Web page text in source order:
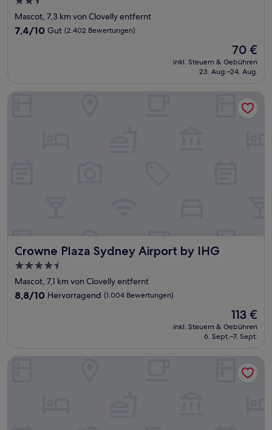
Sterne-
Unterkunft
Mascot, 7,3 km von Clovelly entfernt
7.4
7,4/10 Gut (2.402 Bewertungen)
Der
Preis
beträgt
70 €
inkl. Steuern & Gebühren
23. Aug.–24. Aug.
Crowne Plaza Sydney Airport by IHG
Crowne Plaza Sydney Airport by IHG
4.5-
Sterne-
Unterkunft
Mascot, 7,1 km von Clovelly entfernt
8.8
8,8/10 Hervorragend (1.004 Bewertungen)
Der
Preis
beträgt
113 €
inkl. Steuern & Gebühren
6. Sept.–7. Sept.
Citadines Connect Sydney Airport